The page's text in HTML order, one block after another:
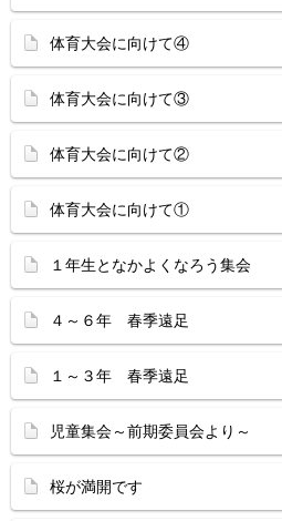
体育大会に向けて④
体育大会に向けて③
体育大会に向けて②
体育大会に向けて①
１年生となかよくなろう集会
４～６年 春季遠足
１～３年 春季遠足
児童集会～前期委員会より～
桜が満開です